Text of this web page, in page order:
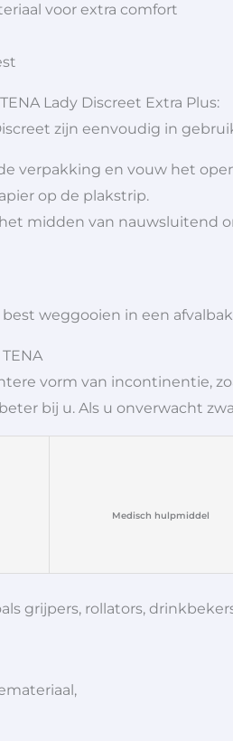
voor extra comfort
Lady Discreet Extra Plus:
zijn eenvoudig in
verpakking en vouw het
op de plakstrip.
midden van nauwsluitend
weggooien in een
vorm van incontinentie,
bij u. Als u onverwacht
Medisch hulpmiddel
grijpers, rollators,